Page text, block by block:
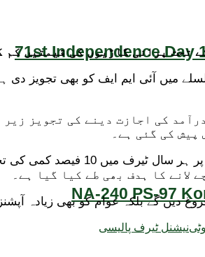
71st Independence Day
NA-240 PS-97
تحت پرانی گاڑیوں کی قیمتیں کم
آئی ایم ایف کو بھی تجویز دی ہے
5 سال پرانی گاڑیوں کی درآمد کی اجازت
پیش کی گئی ہے۔
مزید یہ کہ نئی ریگولیٹری
دیں گے بلکہ عوام کو بھی زیادہ
نیشنل ٹیرف پالیسی